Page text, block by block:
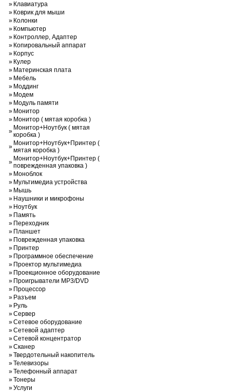
» Клавиатура
» Коврик для мыши
» Колонки
» Компьютер
» Контроллер, Адаптер
» Копировальный аппарат
» Корпус
» Кулер
» Материнская плата
» Мебель
» Моддинг
» Модем
» Модуль памяти
» Монитор
» Монитор ( мятая коробка )
» Монитор+Ноутбук ( мятая
коробка )
» Монитор+Ноутбук+Принтер (
мятая коробка )
» Монитор+Ноутбук+Принтер (
поврежденная упаковка )
» Моноблок
» Мультимедиа устройства
» Мышь
» Наушники и микрофоны
» Ноутбук
» Память
» Переходник
» Планшет
» Поврежденная упаковка
» Принтер
» Программное обеспечение
» Проектор мультимедиа
» Проекционное оборудование
» Проигрыватели MP3/DVD
» Процессор
» Разъем
» Руль
»Сервер
»Сетевое оборудование
»Сетевой адаптер
»Сетевой концентратор
»Сканер
»Твердотельный накопитель
»Телевизоры
»Телефонный аппарат
»Тонеры
»Услуги